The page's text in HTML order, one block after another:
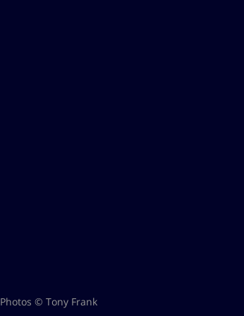
Photos © Tony Frank